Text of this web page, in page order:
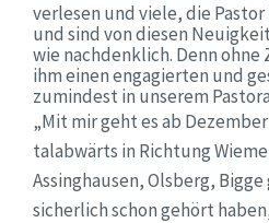
verlesen und viele, die
und sind von diesen
wie nachdenklich. Denn
ihm einen engagierten und
zumindest in unserem
„Mit mir geht es ab Dezember
talabwärts in Richtung
Assinghausen, Olsberg, Bigge
sicherlich schon gehört